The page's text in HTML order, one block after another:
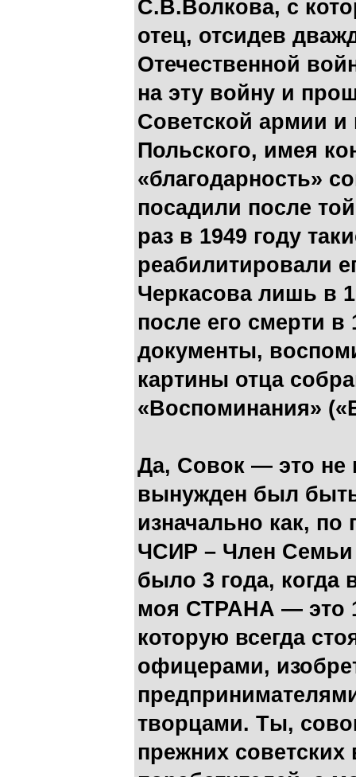
С.В.Волкова, с
отец, отсидев
Отечественной
на эту войну и
Советской армии
Польского, имея
«благодарность»
посадили после
раз в 1949 году
реабилитировали
Черкасова лишь в
после его смерти в
документы,
картины отца
«Воспоминания»
Да, Совок — это не
вынужден был
изначально как, по
ЧСИР – Член
было 3 года, когда
моя СТРАНА — это
которую всегда
офицерами,
творцами. Ты,
прежних